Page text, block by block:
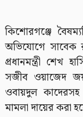
কিশোরগঞ্জে
অভিযোগে সাবেক
প্রধানমন্ত্রী শেখ
সজীব ওয়াজেদ
ওবায়দুল
মামলা দায়ের করা